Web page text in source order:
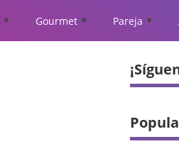
▲ Gourmet ▲ Pareja ▲